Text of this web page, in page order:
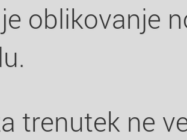
oblikovanje
trenutek ne